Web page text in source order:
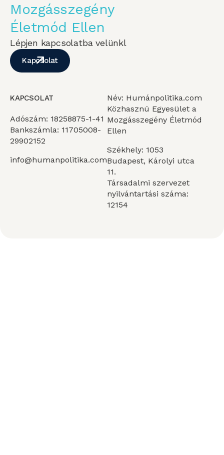
Mozgásszegény
Életmód Ellen
Lépjen kapcsolatba velünkl
Kapcsolat
KAPCSOLAT
Adószám: 18258875-1-41
Bankszámla: 11705008-
29902152
info@humanpolitika.com
Név: Humánpolitika.com
Közhasznú Egyesület a
Mozgásszegény Életmód
Ellen
Székhely: 1053
Budapest, Károlyi utca
11.
Társadalmi szervezet
nyilvántartási száma:
12154